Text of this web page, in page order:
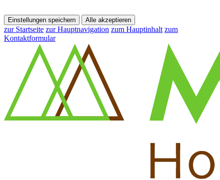
Einstellungen speichern Alle akzeptieren
zur Startseite zur Hauptnavigation zum Hauptinhalt zum
Kontaktformular